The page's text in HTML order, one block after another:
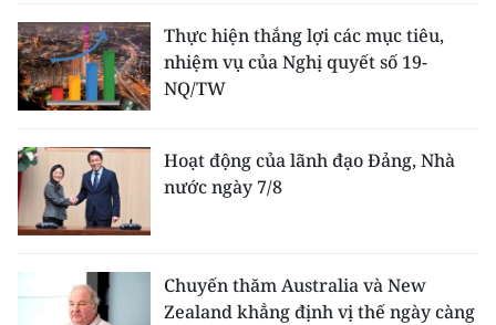
Thực hiện thắng lợi các mục tiêu,
nhiệm vụ của Nghị quyết số 19-
NQ/TW
Hoạt động của lãnh đạo Đảng, Nhà
nước ngày 7/8
Chuyến thăm Australia và New
Zealand khẳng định vị thế ngày càng